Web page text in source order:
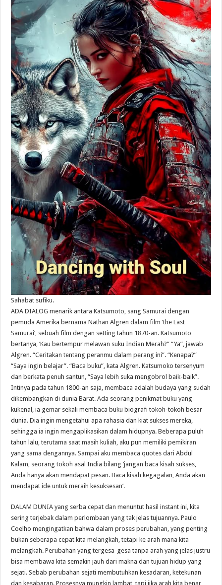
Sahabat sufiku.
ADA DIALOG menarik antara Katsumoto, sang Samurai dengan
pemuda Amerika bernama Nathan Algren dalam film ‘the Last
Samurai’, sebuah film dengan setting tahun 1870-an. Katsumoto
bertanya, ‘Kau bertempur melawan suku Indian Merah?” “Ya”, jawab
Algren. “Ceritakan tentang peranmu dalam perang ini”. “Kenapa?”
“Saya ingin belajar”. “Baca buku”, kata Algren. Katsumoko tersenyum
dan berkata penuh santun, “Saya lebih suka mengobrol baik-baik”.
Intinya pada tahun 1800-an saja, membaca adalah budaya yang sudah
dikembangkan di dunia Barat. Ada seorang penikmat buku yang
kukenal, ia gemar sekali membaca buku biografi tokoh-tokoh besar
dunia. Dia ingin mengetahui apa rahasia dan kiat sukses mereka,
sehingga ia ingin mengaplikasikan dalam hidupnya. Beberapa puluh
tahun lalu, terutama saat masih kuliah, aku pun memiliki pemikiran
yang sama dengannya. Sampai aku membaca quotes dari Abdul
Kalam, seorang tokoh asal India bilang ‘jangan baca kisah sukses,
Anda hanya akan mendapat pesan. Baca kisah kegagalan, Anda akan
mendapat ide untuk meraih kesuksesan’.
DALAM DUNIA yang serba cepat dan menuntut hasil instant ini, kita
sering terjebak dalam perlombaan yang tak jelas tujuannya. Paulo
Coelho mengingatkan bahwa dalam proses perubahan, yang penting
bukan seberapa cepat kita melangkah, tetapi ke arah mana kita
melangkah. Perubahan yang tergesa-gesa tanpa arah yang jelas justru
bisa membawa kita semakin jauh dari makna dan tujuan hidup yang
sejati. Sebab perubahan sejati membutuhkan kesadaran, ketekunan
dan kesabaran. Prosesnya mungkin lambat, tapi jika arah kita benar,